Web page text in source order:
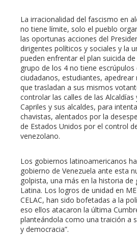
La irracionalidad del fascismo en
no tiene límite, solo el pueblo
las oportunas acciones del
dirigentes políticos y sociales y la
pueden enfrentar el plan suicida
grupo de los 4 no tiene escrúpulos
ciudadanos, estudiantes,
que trasladan a sus mismos
controlar las calles de las
Capriles y sus alcaldes, para
chavistas, alentados por la
de Estados Unidos por el control
venezolano.
Los gobiernos latinoamericanos
gobierno de Venezuela ante esta
golpista, una más en la historia de
Latina. Los logros de unidad en
CELAC, han sido bofetadas a la
eso ellos atacaron la última
planteándola como una traición a
y democracia”.